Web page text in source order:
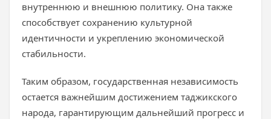
внутреннюю и внешнюю политику. Она также
способствует сохранению культурной
идентичности и укреплению экономической
стабильности.
Таким образом, государственная независимость
остается важнейшим достижением таджикского
народа, гарантирующим дальнейший прогресс и